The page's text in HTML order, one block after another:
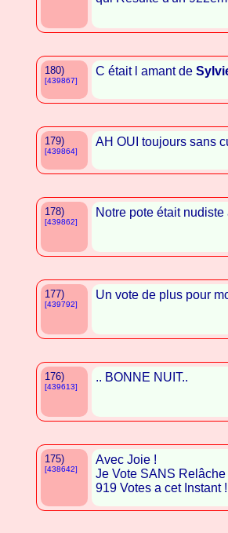
180)
[439867]
C était l amant de
179)
[439864]
AH OUI toujours sans
178)
[439862]
Notre pote était nudiste
177)
[439792]
Un vote de plus pour
176)
[439613]
.. BONNE NUIT..
175)
[438642]
Avec Joie !
Je Vote SANS
919 Votes a cet Instant !